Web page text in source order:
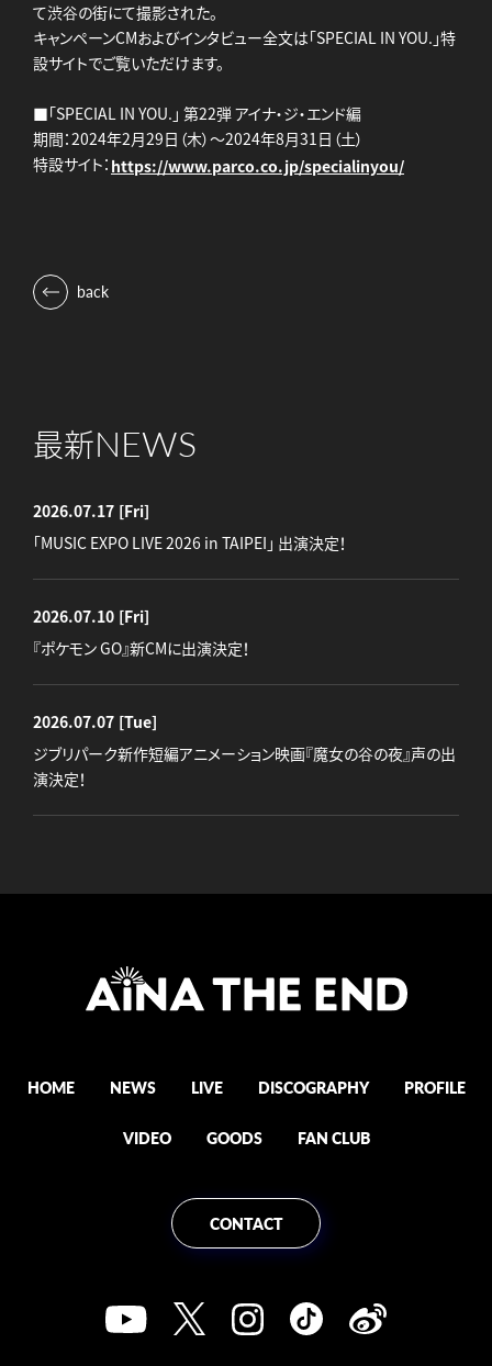
て渋谷の街にて撮影された。
キャンペーンCMおよびインタビュー全文は「SPECIAL IN YOU.」特
設サイトでご覧いただけます。
■「SPECIAL IN YOU.」 第22弾 アイナ・ジ・エンド編
期間：2024年2月29日（木）～2024年8月31日（土）
特設サイト： https://www.parco.co.jp/specialinyou/
back
最新NEWS
2026.07.17 [Fri]
「MUSIC EXPO LIVE 2026 in TAIPEI」 出演決定！
2026.07.10 [Fri]
『ポケモン GO』新CMに出演決定！
2026.07.07 [Tue]
ジブリパーク新作短編アニメーション映画『魔女の谷の夜』声の出
演決定！
HOME NEWS LIVE DISCOGRAPHY PROFILE
VIDEO GOODS FAN CLUB
CONTACT